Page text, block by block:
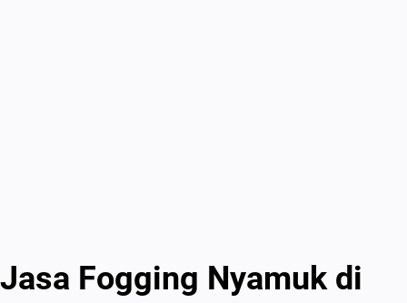
Jasa Fogging Nyamuk di